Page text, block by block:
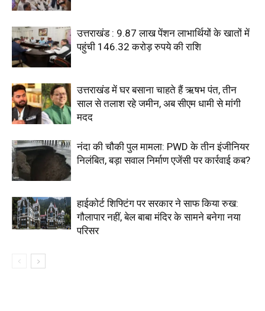
उत्तराखंड : 9.87 लाख पेंशन लाभार्थियों के खातों में
पहुंची 146.32 करोड़ रुपये की राशि
उत्तराखंड में घर बसाना चाहते हैं ऋषभ पंत, तीन
साल से तलाश रहे जमीन, अब सीएम धामी से मांगी
मदद
नंदा की चौकी पुल मामला: PWD के तीन इंजीनियर
निलंबित, बड़ा सवाल निर्माण एजेंसी पर कार्रवाई कब?
हाईकोर्ट शिफ्टिंग पर सरकार ने साफ किया रुख:
गौलापार नहीं, बेल बाबा मंदिर के सामने बनेगा नया
परिसर